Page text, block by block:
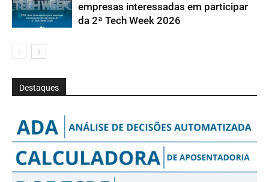
empresas interessadas em participar
da 2ª Tech Week 2026
Destaques